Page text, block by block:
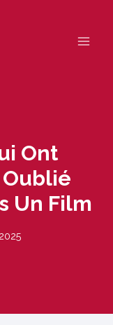
Ont
Un Film